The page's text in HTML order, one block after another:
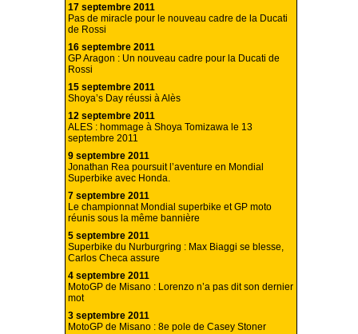
17 septembre 2011
Pas de miracle pour le nouveau cadre de la Ducati
de Rossi
16 septembre 2011
GP Aragon : Un nouveau cadre pour la Ducati de
Rossi
15 septembre 2011
Shoya’s Day réussi à Alès
12 septembre 2011
ALES : hommage à Shoya Tomizawa le 13
septembre 2011
9 septembre 2011
Jonathan Rea poursuit l’aventure en Mondial
Superbike avec Honda.
7 septembre 2011
Le championnat Mondial superbike et GP moto
réunis sous la même bannière
5 septembre 2011
Superbike du Nurburgring : Max Biaggi se blesse,
Carlos Checa assure
4 septembre 2011
MotoGP de Misano : Lorenzo n’a pas dit son dernier
mot
3 septembre 2011
MotoGP de Misano : 8e pole de Casey Stoner